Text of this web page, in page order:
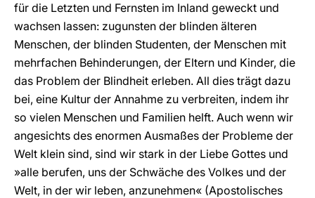
für die Letzten und Fernsten im Inland geweckt und
wachsen lassen: zugunsten der blinden älteren
Menschen, der blinden Studenten, der Menschen mit
mehrfachen Behinderungen, der Eltern und Kinder, die
das Problem der Blindheit erleben. All dies trägt dazu
bei, eine Kultur der Annahme zu verbreiten, indem ihr
so vielen Menschen und Familien helft. Auch wenn wir
angesichts des enormen Ausmaßes der Probleme der
Welt klein sind, sind wir stark in der Liebe Gottes und
»alle berufen, uns der Schwäche des Volkes und der
Welt, in der wir leben, anzunehmen« (Apostolisches